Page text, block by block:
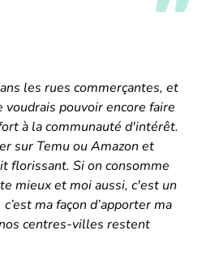
les rues commerçantes, et
pouvoir encore faire
à la communauté d'intérêt.
sur Temu ou Amazon et
florissant. Si on consomme
mieux et moi aussi, c'est un
ma façon d’apporter ma
centres-villes restent